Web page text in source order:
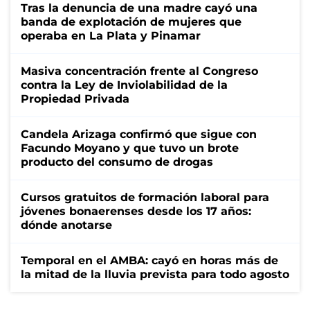
Tras la denuncia de una madre cayó una
banda de explotación de mujeres que
operaba en La Plata y Pinamar
Masiva concentración frente al Congreso
contra la Ley de Inviolabilidad de la
Propiedad Privada
Candela Arizaga confirmó que sigue con
Facundo Moyano y que tuvo un brote
producto del consumo de drogas
Cursos gratuitos de formación laboral para
jóvenes bonaerenses desde los 17 años:
dónde anotarse
Temporal en el AMBA: cayó en horas más de
la mitad de la lluvia prevista para todo agosto